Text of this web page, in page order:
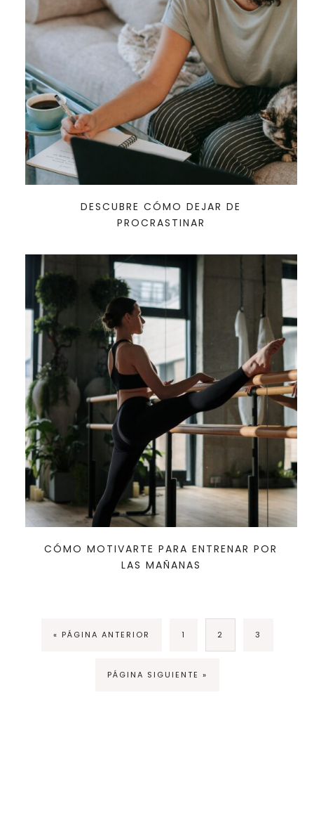
DESCUBRE CÓMO DEJAR DE
PROCRASTINAR
CÓMO MOTIVARTE PARA ENTRENAR POR
LAS MAÑANAS
« PÁGINA ANTERIOR 1 2 3
PÁGINA SIGUIENTE »